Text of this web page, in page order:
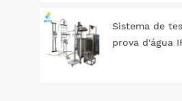
Sistema de
prova d'água